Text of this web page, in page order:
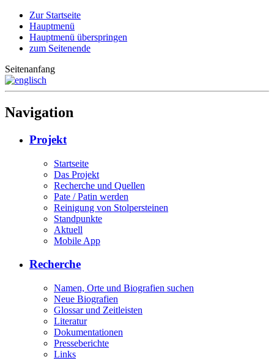
Zur Startseite
Hauptmenü
Hauptmenü überspringen
zum Seitenende
Seitenanfang
Navigation
Projekt
Startseite
Das Projekt
Recherche und Quellen
Pate / Patin werden
Reinigung von Stolpersteinen
Standpunkte
Aktuell
Mobile App
Recherche
Namen, Orte und Biografien suchen
Neue Biografien
Glossar und Zeitleisten
Literatur
Dokumentationen
Presseberichte
Links